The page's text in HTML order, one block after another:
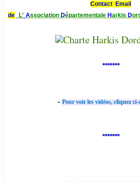
Contact Email
de
L' Association Départementale Harkis D
*******
- Pour voir les vidéos, cliquez ci-
*******